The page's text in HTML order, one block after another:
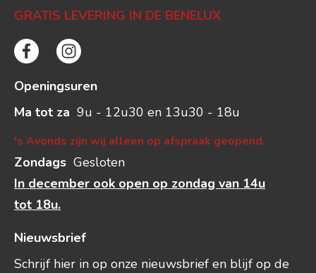
GRATIS LEVERING IN DE BENELUX
Openingsuren
Ma tot za 9u - 12u30 en 13u30 - 18u
's Avonds zijn wij alleen op afspraak geopend.
Zondags Gesloten
In december ook open op zondag van 14u
tot 18u.
Nieuwsbrief
Schrijf hier in op onze nieuwsbrief en blijf op de